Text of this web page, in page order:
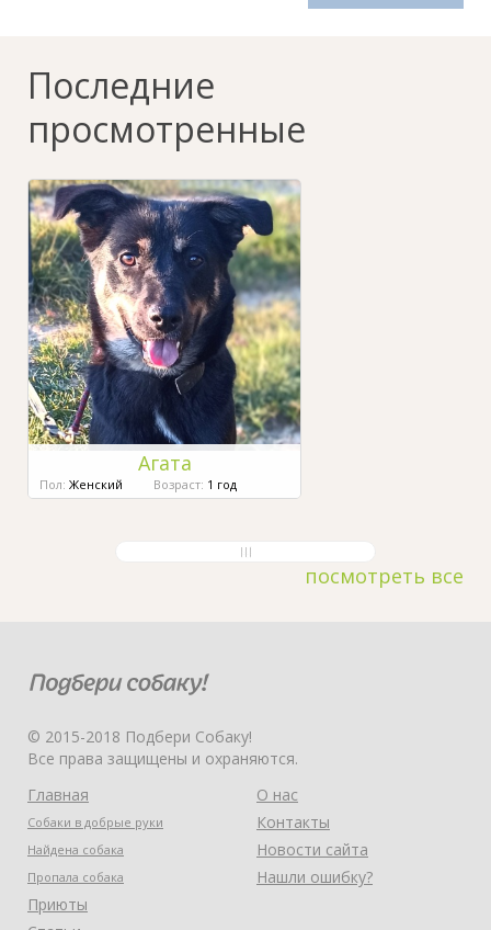
Последние
просмотренные
Агата
Пол: Женский Возраст: 1 год
посмотреть все
© 2015-2018 Подбери Собаку!
Все права защищены и охраняются.
Главная
Собаки в добрые руки
Найдена собака
Пропала собака
Приюты
О нас
Контакты
Новости сайта
Нашли ошибку?